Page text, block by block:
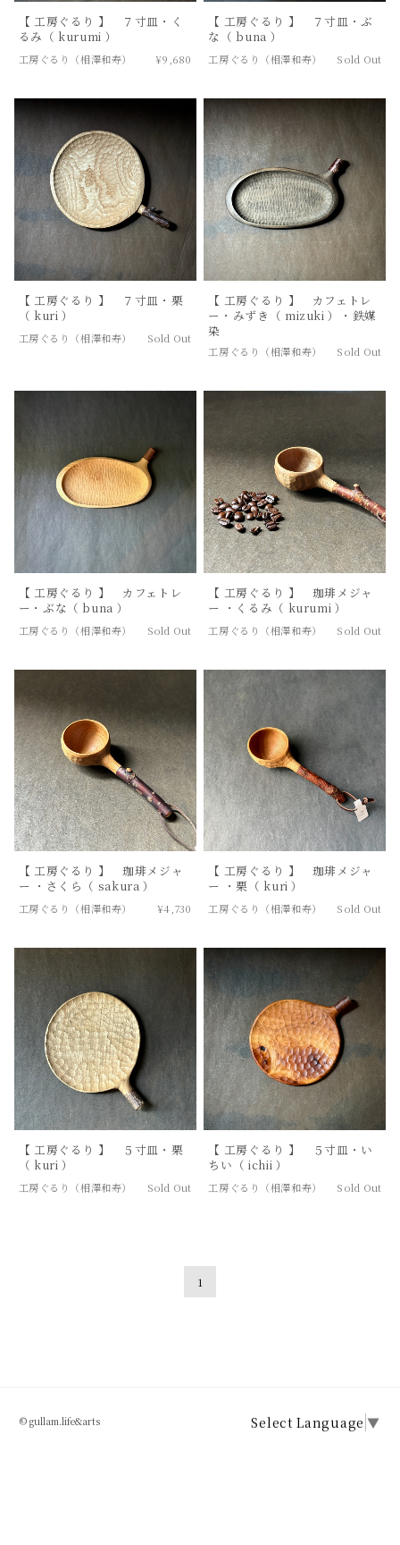
【 工房ぐるり 】 ７寸皿・く
るみ（ kurumi ）
工房ぐるり（相澤和寿） ¥9,680
【 工房ぐるり 】 ７寸皿・ぶ
な（ buna ）
工房ぐるり（相澤和寿） Sold Out
【 工房ぐるり 】 ７寸皿・栗
（ kuri ）
工房ぐるり（相澤和寿） Sold Out
【 工房ぐるり 】 カフェトレ
ー・みずき（ mizuki ）・鉄媒
染
工房ぐるり（相澤和寿） Sold Out
【 工房ぐるり 】 カフェトレ
ー・ぶな（ buna ）
工房ぐるり（相澤和寿） Sold Out
【 工房ぐるり 】 珈琲メジャ
ー ・くるみ（ kurumi ）
工房ぐるり（相澤和寿） Sold Out
【 工房ぐるり 】 珈琲メジャ
ー ・さくら（ sakura ）
工房ぐるり（相澤和寿） ¥4,730
【 工房ぐるり 】 珈琲メジャ
ー ・栗（ kuri ）
工房ぐるり（相澤和寿） Sold Out
【 工房ぐるり 】 ５寸皿・栗
（ kuri ）
工房ぐるり（相澤和寿） Sold Out
【 工房ぐるり 】 ５寸皿・い
ちい（ ichii ）
工房ぐるり（相澤和寿） Sold Out
1
© gullam.life&arts Select Language ▼